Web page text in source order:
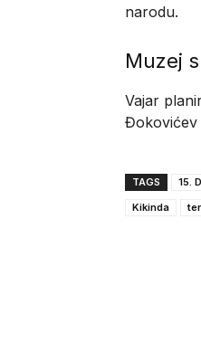
narodu.
Muzej
Vajar
Đokovićev
TAGS 15.
Kikinda